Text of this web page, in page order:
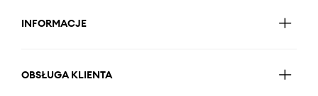
INFORMACJE
OBSŁUGA KLIENTA